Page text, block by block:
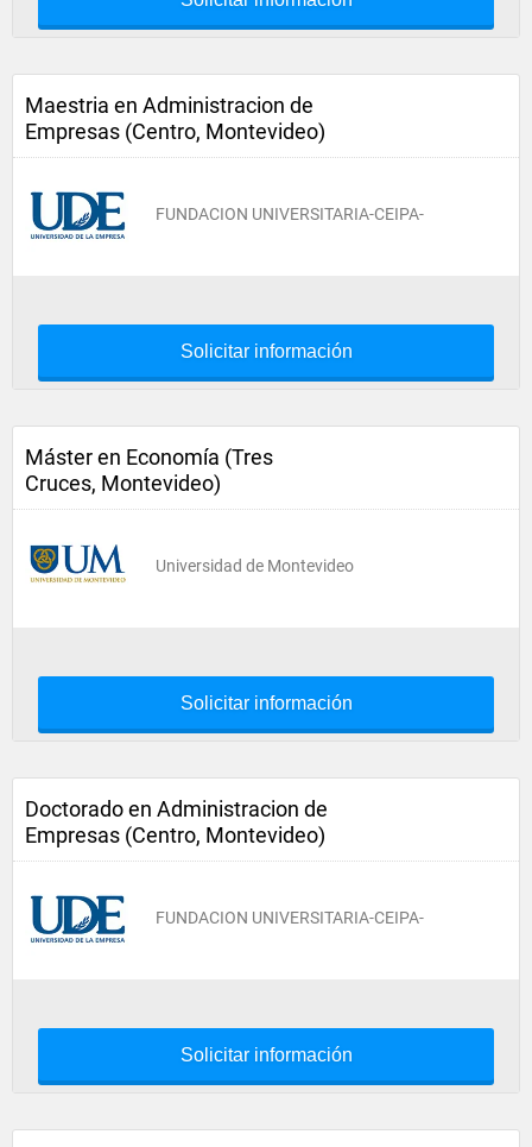
Maestria en Administracion de
Empresas (Centro, Montevideo)
FUNDACION UNIVERSITARIA-CEIPA-
Solicitar información
Máster en Economía (Tres
Cruces, Montevideo)
Universidad de Montevideo
Solicitar información
Doctorado en Administracion de
Empresas (Centro, Montevideo)
FUNDACION UNIVERSITARIA-CEIPA-
Solicitar información